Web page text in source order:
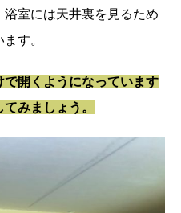
室には天井裏を見るため
す。
で開くようになっています
みましょう。